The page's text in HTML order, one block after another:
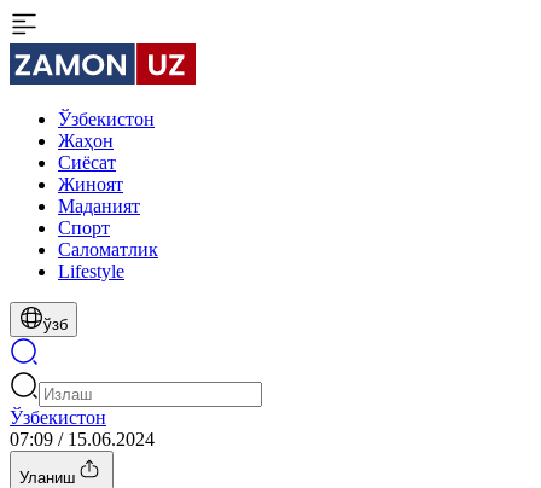
Ўзбекистон
Жаҳон
Сиёсат
Жиноят
Маданият
Спорт
Cаломатлик
Lifestyle
ўзб
Ўзбекистон
07:09 / 15.06.2024
Уланиш